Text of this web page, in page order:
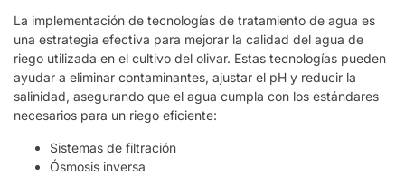
La implementación de tecnologías de tratamiento de agua es
una estrategia efectiva para mejorar la calidad del agua de
riego utilizada en el cultivo del olivar. Estas tecnologías pueden
ayudar a eliminar contaminantes, ajustar el pH y reducir la
salinidad, asegurando que el agua cumpla con los estándares
necesarios para un riego eficiente:
Sistemas de filtración
Ósmosis inversa